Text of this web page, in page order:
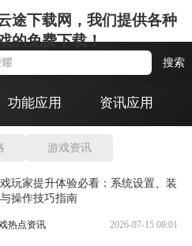
途下载网，我们提供各种
的免费下载！
功能应用 资讯应用
游戏资讯
玩家提升体验必看：系统设置、装
操作技巧指南
热点资讯 2026-07-15 08:01